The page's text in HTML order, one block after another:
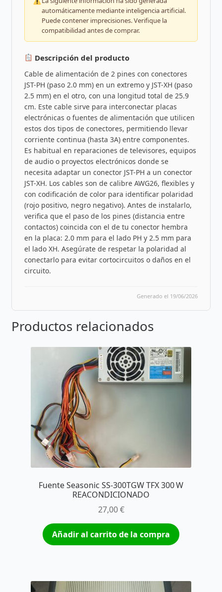
automáticamente mediante inteligencia artificial.
Puede contener imprecisiones. Verifique la
compatibilidad antes de comprar.
Descripción del producto
Cable de alimentación de 2 pines con conectores
JST-PH (paso 2.0 mm) en un extremo y JST-XH (paso
2.5 mm) en el otro, con una longitud total de 25.9
cm. Este cable sirve para interconectar placas
electrónicas o fuentes de alimentación que utilicen
estos dos tipos de conectores, permitiendo llevar
corriente continua (hasta 3A) entre componentes.
Es habitual en reparaciones de televisores, equipos
de audio o proyectos electrónicos donde se
necesita adaptar un conector JST-PH a un conector
JST-XH. Los cables son de calibre AWG26, flexibles y
con codificación de color para identificar polaridad
(rojo positivo, negro negativo). Antes de instalarlo,
verifica que el paso de los pines (distancia entre
contactos) coincida con el de tu conector hembra
en la placa: 2.0 mm para el lado PH y 2.5 mm para
el lado XH. Asegúrate de respetar la polaridad al
conectarlo para evitar cortocircuitos o daños en el
circuito.
Generado el 19/06/2026
Productos relacionados
Fuente Seasonic SS‑300TGW TFX 300 W
REACONDICIONADO
27,00€
Añadir al carrito de la compra